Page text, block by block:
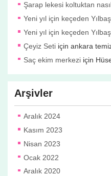
Şarap lekesi koltuktan
Yeni yıl için keçeden
Yeni yıl için keçeden
Çeyiz Seti içinankara
Saç ekim merkezi için
Arşivler
Aralık 2024
Kasım 2023
Nisan 2023
Ocak 2022
Aralık 2020